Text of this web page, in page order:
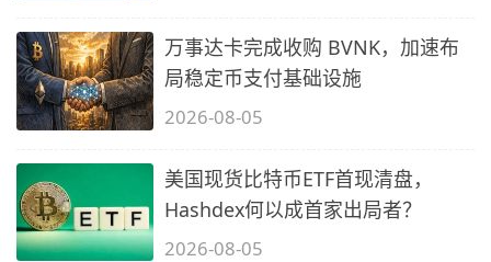
万事达卡完成收购 BVNK，加速布
局稳定币支付基础设施
2026-08-05
美国现货比特币ETF首现清盘，
Hashdex何以成首家出局者？
2026-08-05